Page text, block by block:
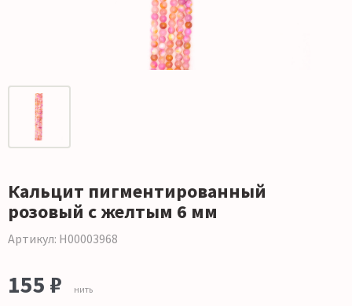
Кальцит пигментированный
розовый с желтым 6 мм
Артикул: Н00003968
155 ₽ нить